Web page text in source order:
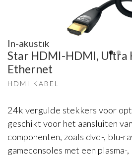
In-akustik
Star HDMI-HDMI, Ultra
Ethernet
HDMI KABEL
24k vergulde stekkers voor
geschikt voor het aansluiten
componenten, zoals dvd-, blu-
gameconsoles met een